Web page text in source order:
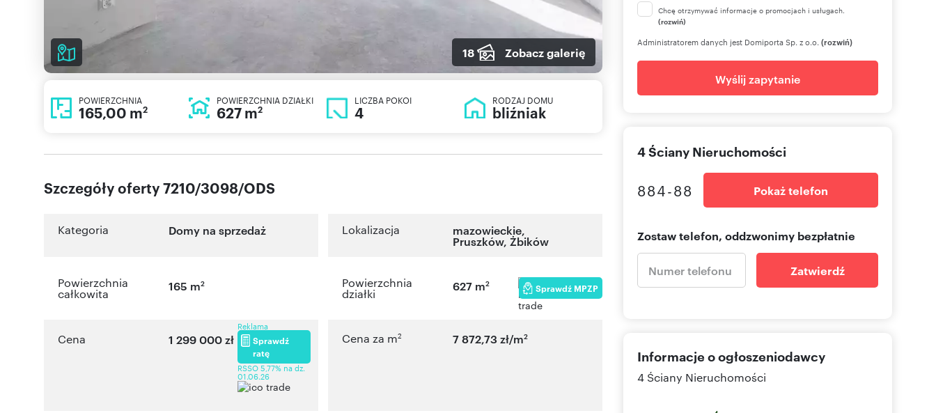
18 Zobacz galerię
POWIERZCHNIA
165,00 m2
POWIERZCHNIA DZIAŁKI
627 m2
LICZBA POKOI
4
RODZAJ DOMU
bliźniak
Szczegóły oferty 7210/3098/ODS
Kategoria Domy na sprzedaż Lokalizacja mazowieckie,
Pruszków, Żbików
Powierzchnia
całkowita
165 m2 Powierzchnia
działki
627 m2 Sprawdź MPZP
Cena 1 299 000 zł
Reklama
Sprawdź
ratę
RSSO 5,77% na dz.
01.06.26
Cena za m2 7 872,73 zł/m2
Chcę otrzymywać informacje o promocjach i usługach.
(rozwiń)
Administratorem danych jest Domiporta Sp. z o.o. (rozwiń)
Wyślij zapytanie
4 Ściany Nieruchomości
884-88 Pokaż telefon
Zostaw telefon, oddzwonimy bezpłatnie
Zatwierdź
Informacje o ogłoszeniodawcy
4 Ściany Nieruchomości